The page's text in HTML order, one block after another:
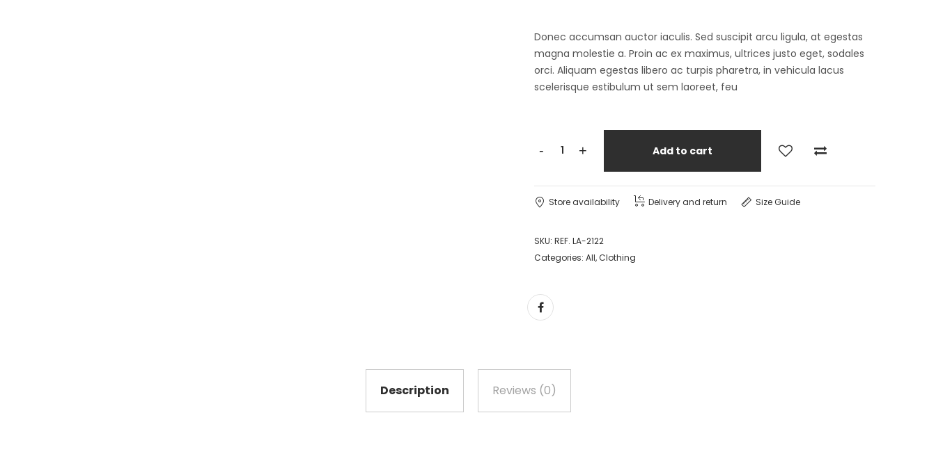
Donec accumsan auctor iaculis. Sed suscipit arcu ligula, at egestas
magna molestie a. Proin ac ex maximus, ultrices justo eget, sodales
orci. Aliquam egestas libero ac turpis pharetra, in vehicula lacus
scelerisque estibulum ut sem laoreet, feu
- + Add to cart
Store availability Delivery and return Size Guide
SKU: REF. LA-2122
Categories: All,Clothing
Description Reviews (0)